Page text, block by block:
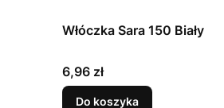
Włóczka Sara 150 Biały
Cena
6,96 zł
Do koszyka